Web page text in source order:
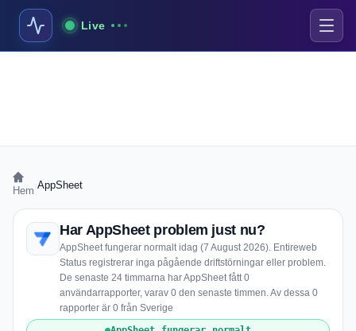
Live
Hem AppSheet
Har AppSheet problem just nu?
AppSheet fungerar normalt idag (7 August 2026). Entireweb
Status registrerar inga pågående driftstörningar eller problem.
De senaste 24 timmarna har AppSheet fått 0
användarrapporter, varav 0 den senaste timmen. Av dessa 0
rapporter är 0 från Sverige